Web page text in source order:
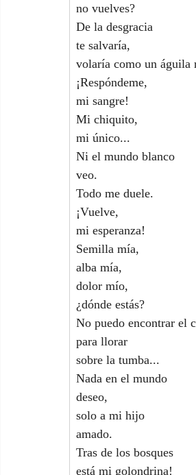
no vuelves?
De la desgracia
te salvaría,
volaría como un águila
¡Respóndeme,
mi sangre!
Mi chiquito,
mi único...
Ni el mundo blanco
veo.
Todo me duele.
¡Vuelve,
mi esperanza!
Semilla mía,
alba mía,
dolor mío,
¿dónde estás?
No puedo encontrar el
para llorar
sobre la tumba...
Nada en el mundo
deseo,
solo a mi hijo
amado.
Tras de los bosques
está mi golondrina!